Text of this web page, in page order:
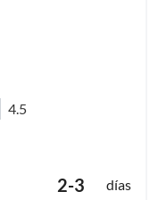
4.5
2-3 días